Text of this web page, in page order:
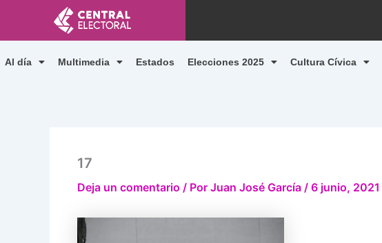
contenido
Al día Multimedia Estados Elecciones 2025 Cultura Cívica
17
Deja un comentario / Por Juan José García / 6 junio, 2021